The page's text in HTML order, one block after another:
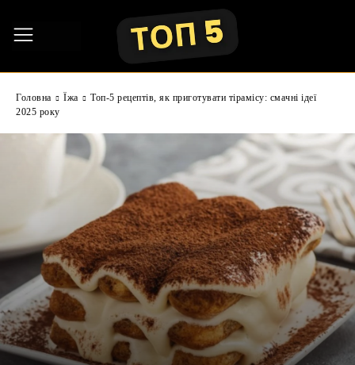
Головна Їжа
Топ-5 рецептів, як приготувати тірамісу: смачні ідеї
2025 року